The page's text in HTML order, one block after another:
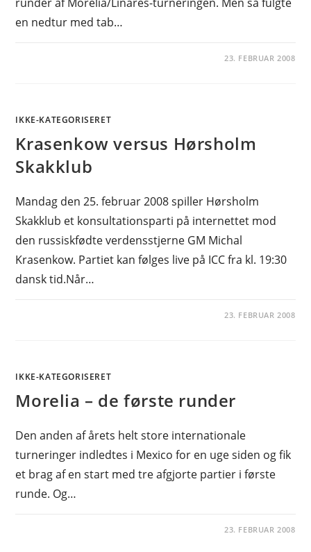
en nedtur med tab…
23. FEBRUAR 2008
IKKE-KATEGORISERET
Krasenkow versus Hørsholm
Skakklub
Mandag den 25. februar 2008 spiller Hørsholm
Skakklub et konsultationsparti på internettet mod
den russiskfødte verdensstjerne GM Michal
Krasenkow. Partiet kan følges live på ICC fra kl. 19:30
dansk tid.Når…
23. FEBRUAR 2008
IKKE-KATEGORISERET
Morelia – de første runder
Den anden af årets helt store internationale
turneringer indledtes i Mexico for en uge siden og fik
et brag af en start med tre afgjorte partier i første
runde. Og…
23. FEBRUAR 2008